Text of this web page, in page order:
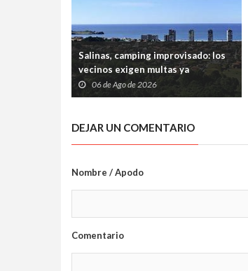
Salinas, camping improvisado: los
vecinos exigen multas ya
06 de Ago de 2026
DEJAR UN COMENTARIO
Nombre / Apodo
Comentario